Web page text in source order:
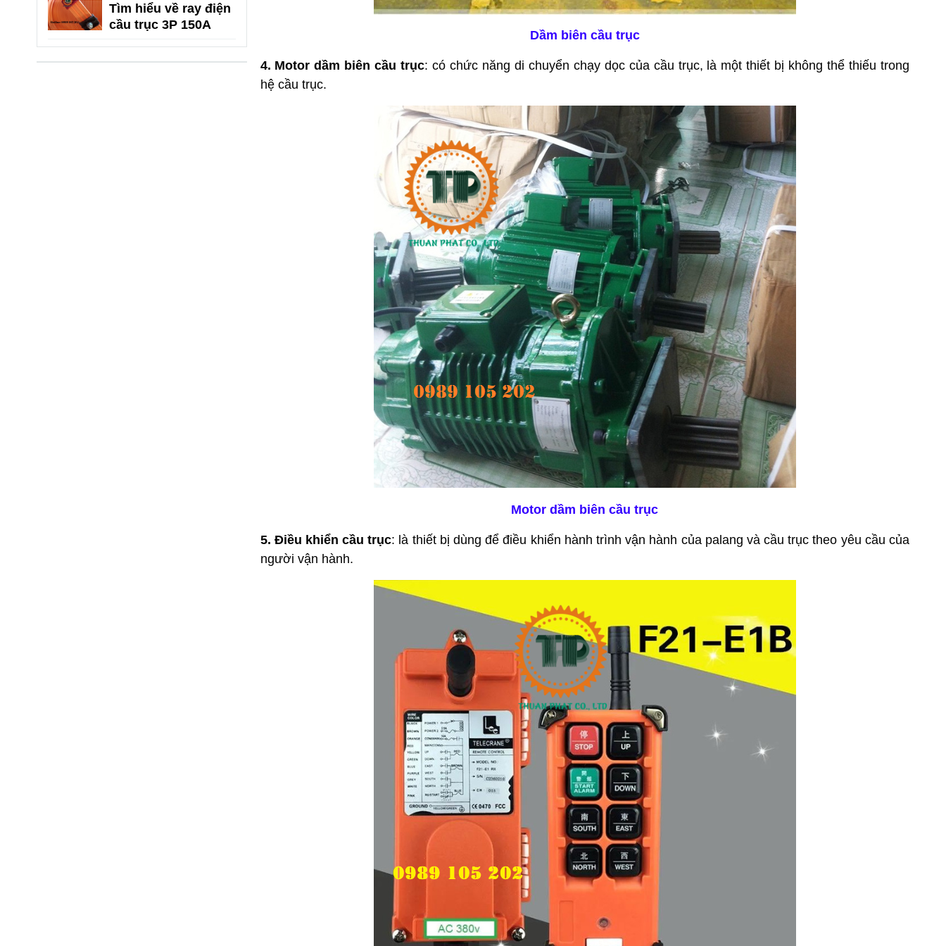
Dầm biên cầu trục
4. Motor dầm biên cầu trục: có chức năng di chuyển chạy dọc của cầu trục, là một thiết bị không thể thiếu trong
hệ cầu trục.
Motor dầm biên cầu trục
5. Điều khiển cầu trục: là thiết bị dùng để điều khiển hành trình vận hành của palang và cầu trục theo yêu cầu của
người vận hành.
Tìm hiểu về ray điện
cầu trục 3P 150A